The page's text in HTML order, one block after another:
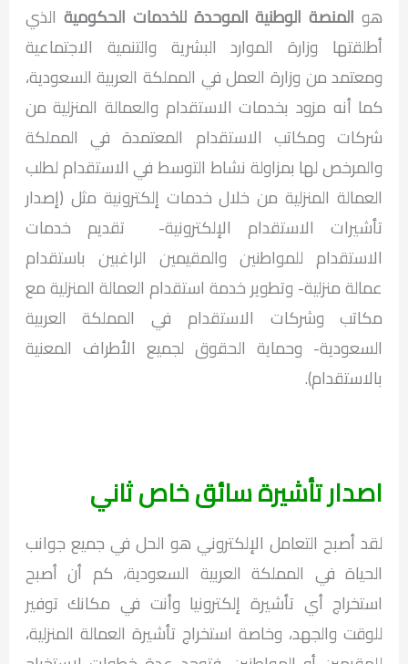
هو المنصة الوطنية الموحدة للخدمات الحكومية الذي
أطلقتها وزارة الموارد البشرية والتنمية الاجتماعية
ومعتمد من وزارة العمل في المملكة العربية السعودية،
كما أنه مزود بخدمات الاستقدام والعمالة المنزلية من
شركات ومكاتب الاستقدام المعتمدة في المملكة
والمرخص لها بمزاولة نشاط التوسط في الاستقدام لطلب
العمالة المنزلية من خلال خدمات إلكترونية مثل (إصدار
تأشيرات الاستقدام الإلكترونية- تقديم خدمات
الاستقدام للمواطنين والمقيمين الراغبين باستقدام
عمالة منزلية- وتطوير خدمة استقدام العمالة المنزلية مع
مكاتب وشركات الاستقدام في المملكة العربية
السعودية- وحماية الحقوق لجميع الأطراف المعنية
بالاستقدام).
اصدار تأشيرة سائق خاص ثاني
لقد أصبح التعامل الإلكتروني هو الحل في جميع جوانب
الحياة في المملكة العربية السعودية، كم أن أصبح
استخراج أي تأشيرة إلكترونيا وأنت في مكانك توفير
للوقت والجهد، وخاصة استخراج تأشيرة العمالة المنزلية،